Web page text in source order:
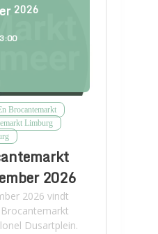
2026
Brocantemarkt
Limburg
2026
2026 vindt
Dusartplein.